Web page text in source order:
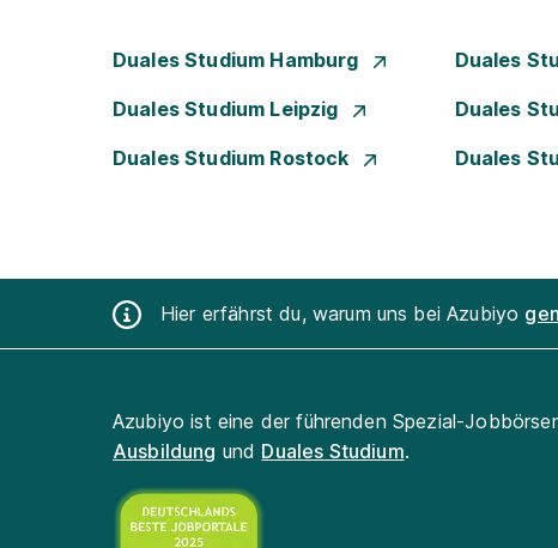
Duales Studium Hamburg Duales
Duales Studium Leipzig Duales
Duales Studium Rostock Duales
Hier erfährst du, warum uns bei Azubiyo
Azubiyo ist eine der führenden Spezial-
Ausbildung und Duales Studium.